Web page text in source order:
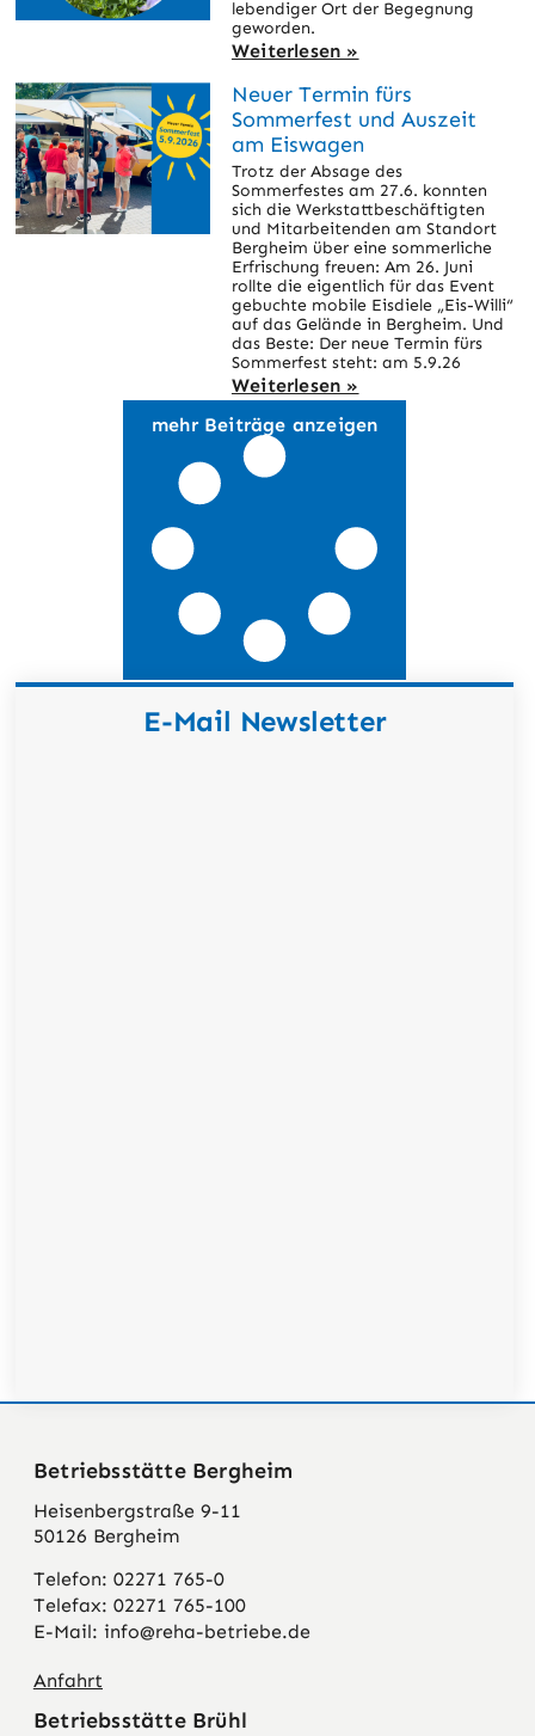
lebendiger Ort der Begegnung
geworden.
Weiterlesen »
Neuer Termin fürs
Sommerfest und Auszeit
am Eiswagen
Trotz der Absage des
Sommerfestes am 27.6. konnten
sich die Werkstattbeschäftigten
und Mitarbeitenden am Standort
Bergheim über eine sommerliche
Erfrischung freuen: Am 26. Juni
rollte die eigentlich für das Event
gebuchte mobile Eisdiele „Eis-Willi“
auf das Gelände in Bergheim. Und
das Beste: Der neue Termin fürs
Sommerfest steht: am 5.9.26
Weiterlesen »
mehr Beiträge anzeigen
E-Mail Newsletter
Betriebsstätte Bergheim
Heisenbergstraße 9-11
50126 Bergheim
Telefon: 02271 765-0
Telefax: 02271 765-100
E-Mail: info@reha-betriebe.de
Anfahrt
Betriebsstätte Brühl